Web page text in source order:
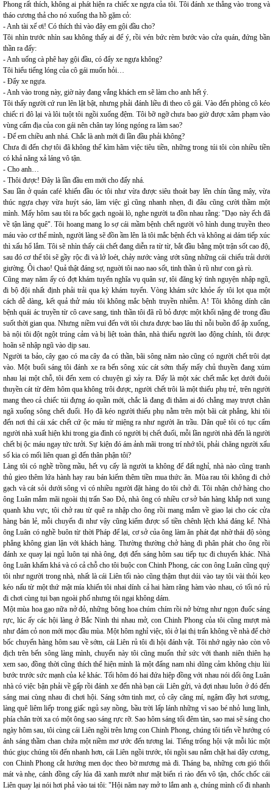
Phong rất thích, không ai phát hiện ra chiếc xe ngựa của tôi. Tôi đánh xe thẳng vào trong và
tháo cương thả cho nó xuống tha hồ gặm cỏ:
- Anh tài xế ơi! Có thích thì vào đây em gội đầu cho?
Tôi nhìn trước nhìn sau không thấy ai để ý, rồi vén bức rèm bước vào cửa quán, đứng bần
thần ra đấy:
- Anh uống cà phê hay gội đầu, có đẩy xe ngựa không?
Tôi hiểu tiếng lóng của cô gái muốn hỏi…
- Đẩy xe ngựa.
- Anh vào trong này, giờ này đang vắng khách em sẽ làm cho anh hết ý.
Tôi thấy người cứ run lên lật bật, nhưng phải đánh liều đi theo cô gái. Vào đến phòng cô kéo
chiếc ri đô lại và lôi tuột tôi ngồi xuống đệm. Tôi bỡ ngỡ chưa bao giờ được xâm phạm vào
vùng cấm địa của con gái nên chân tay lóng ngóng ra làm sao?
- Để em chiều anh nhá. Chắc là anh mới đi lần đầu phải không?
Chưa đi đến chợ tôi đã không thể kìm hãm việc tiêu tiền, những trong túi tôi còn nhiều tiền
có khả năng xả láng vô tận.
- Cho anh…
- Thôi được! Đây là lần đầu em mới cho đấy nhá.
Sau lần ở quán café khiến đầu óc tôi như vừa được siêu thoát bay lên chín tầng mây, vừa
thúc ngựa chạy vừa huýt sáo, làm việc gì cũng nhanh nhẹn, đi đâu cũng cười thầm một
mình. Mấy hôm sau tôi ra bốc gạch ngoài lò, nghe người ta đồn nhau rằng: "Dạo này ếch đã
về tận làng quê". Tôi hoang mang lo sợ cái mầm bệnh chết người vô hình dung truyền theo
máu vào cơ thể mình, người làng sẽ đồn ầm lên là tôi mắc bệnh ếch và không ai dám tiếp xúc
thì xấu hổ lắm. Tôi sẽ nhìn thấy cái chết đang diễn ra từ từ, bắt đầu bằng một trận sốt cao độ,
sau đó cơ thể tôi sẽ gầy rộc đi và lở loét, chảy nước vàng ướt sũng những cái chiếu trải dưới
giường. Ôi chao! Quả thật đáng sợ, nguời tôi nao nao sốt, tinh thần ủ rũ như con gà rù.
Cũng may năm ấy có đợt khám tuyển nghĩa vụ quân sự, tôi đăng ký tình nguyện nhập ngũ,
đi bộ đội nhất định phải trải qua kỳ khám tuyển. Vòng khám sức khỏe ấy tôi lọt qua một
cách dễ dàng, kết quả thử máu tôi không mắc bệnh truyền nhiễm. A! Tôi không dính căn
bệnh quái ác truyền từ cô cave sang, tinh thần tôi đã rũ bỏ được một khối nặng đè trong đầu
suốt thời gian qua. Nhưng niềm vui đến với tôi chưa được bao lâu thì nỗi buồn đổ ập xuống,
bà nội tôi đột ngột trúng cảm và bị liệt toàn thân, nhà thiếu người lao động chính, tôi được
hoãn sẽ nhập ngũ vào dịp sau.
Người ta bảo, cây gạo có ma cây đa có thần, bãi sông năm nào cũng có người chết trôi dạt
vào. Một buổi sáng tôi đánh xe ra bến sông xúc cát sớm thấy mấy chủ thuyền đang xúm
nhau lại một chỗ, tôi đến xem có chuyện gì xảy ra. Đấy là một xác chết mắc kẹt dưới đuôi
thuyền cát từ đêm hôm qua không trôi được, người chết trôi là một thiếu phụ trẻ, trên người
mang theo cả chiếc túi đựng áo quần mới, chắc là đang đi thăm ai đó chẳng may trượt chân
ngã xuống sông chết đuối. Họ đã kéo người thiếu phụ nằm trên một bãi cát phẳng, khi tôi
đến nơi thì cái xác chết cứ ộc máu từ miệng ra như người ăn trầu. Dân quê tôi có tục cấm
người nhà xuất hiện khi trong gia đình có người bị chết đuối, mỗi lần người nhà đến là người
chết bị ộc máu ngay tức tưởi. Sự kiện đó ám ảnh mãi trong trí nhớ tôi, phải chăng người xấu
số kia có mối liên quan gì đến thân phận tôi?
Làng tôi có nghề trồng mầu, hết vụ cấy là người ta không để đất nghỉ, nhà nào cũng tranh
thủ gieo thêm lứa hành hay rau bán kiếm thêm tiền mua thức ăn. Mùa rau tôi không đi chở
gạch và cát sỏi dưới sông vì có nhiều người đặt hàng do tôi chở đi. Tôi nhận chở hàng cho
ông Luân mắm mãi ngoài thị trấn Sao Đỏ, nhà ông có nhiều cơ sở bán hàng khắp nơi xung
quanh khu vực, tôi chở rau từ quê ra nhập cho ông rồi mang mắm về giao lại cho các cửa
hàng bán lẻ, mỗi chuyến đi như vậy cũng kiếm được số tiền chênh lệch khá đáng kể. Nhà
ông Luân có nghề buôn từ thời Pháp để lại, cơ sở của ông làm ăn phát đạt nhờ thái độ sòng
phẳng không gian lận với khách hàng. Thường thường chở hàng đi phân phát cho ông rồi
đánh xe quay lại ngủ luôn tại nhà ông, đợi đến sáng hôm sau tiếp tục đi chuyến khác. Nhà
ông Luân khấm khá và có cả chỗ cho tôi buộc con Chinh Phong, các con ông Luân cũng quý
tôi như người trong nhà, nhất là cái Liên tối nào cũng thậm thụt dúi vào tay tôi vài thỏi kẹo
kéo nấu từ một thứ mật mía khiến tôi nhai dính cả hai hàm răng hàm vào nhau, có tối nó rủ
đi chơi cùng tụi bạn ngoài phố nhưng tôi ngại không dám.
Một mùa hoa gạo nữa nở đỏ, những bông hoa chúm chím rồi nở bừng như ngọn đuốc sáng
rực, lúc ấy các hội làng ở Bắc Ninh thi nhau mở, con Chinh Phong của tôi cũng mượt mà
như đám cỏ non mới mọc đầu mùa. Một hôm nghỉ việc, tôi ở lại thị trấn không về nhà để chờ
bốc chuyến hàng hôm sau về sớm, cái Liên rủ tôi đi hội đánh vật. Tôi nhớ ngày nào còn vô
địch trên bến sông làng mình, chuyến này tôi cũng muốn thử sức với thanh niên thiên hạ
xem sao, đồng thời cũng thích thể hiện mình là một đấng nam nhi dũng cảm không chịu lùi
bước trước sức mạnh của kẻ khác. Tối hôm đó hai đứa hiệp đồng với nhau nói dối ông Luân
nhà có việc bận phải về gấp rồi đánh xe đến nhà bạn cái Liên gửi, và đợi nhau luôn ở đó đến
sáng mai cùng nhau đi chơi hội. Sáng sớm tinh mơ, cỏ cây căng mí, ngậm đầy hơi sương,
làng quê liêm liếp trong giấc ngủ say nồng, bầu trời lấp lánh những vì sao bé nhỏ lung linh,
phía chân trời xa có một ông sao sáng rực rỡ. Sao hôm sáng tối đêm tàn, sao mai sẽ sáng cho
ngày hôm sau, tôi cùng cái Liên ngồi trên lưng con Chinh Phong, chúng tôi tiến về hướng có
ánh sáng thầm chan chứa một niềm mơ ước đến tương lai. Tiếng trống hội vật mỗi lúc một
thúc giục chúng tôi đến nhanh hơn, cái Liên ngồi trước, tôi ngồi sau nắm chặt hai dây cương,
con Chinh Phong cắt hướng men dọc theo bờ mương mà đi. Tháng ba, những cơn gió thổi
mát và nhẹ, cánh đồng cấy lúa đã xanh mướt như mặt biển rì rào đến vô tận, chốc chốc cái
Liên quay lại nói hơi phả vào tai tôi: "Hội năm nay mở to lắm anh ạ, chúng mình cố đi nhanh